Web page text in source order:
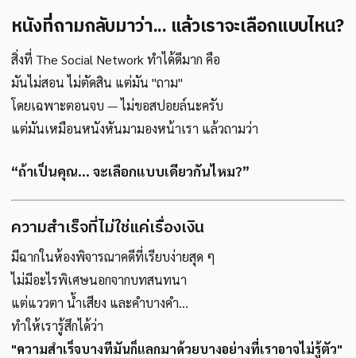
หนังที่ถามกลับมาว่า... แล้วเราจะเลือกแบบไหน?
สิ่งที่ The Social Network ทำได้ดีมาก คือ
มันไม่สอน ไม่ตัดสิน แต่มัน "ถาม"
โดยเฉพาะตอนจบ — ไม่ขอสปอยล์นะครับ
แต่มันเหมือนหนังหันมามองหน้าเรา แล้วถามว่า
“ถ้าเป็นคุณ... จะเลือกแบบเดียวกันไหม?”
ความสำเร็จที่ไม่ใช่แค่เรื่องเงิน
มีฉากในห้องพิจารณาคดีที่เรียบง่ายสุด ๆ
ไม่มีอะไรพิเศษนอกจากบทสนทนา
แต่แววตา น้ำเสียง และคำบางคำ...
ทำให้เรารู้สึกได้ว่า
"ความสำเร็จบางทีมันก็แลกมาด้วยบางอย่างที่เราอาจไม่รู้ตัว"